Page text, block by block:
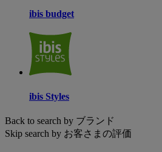
ibis budget
ibis Styles
Back to search by ブランド
Skip search by お客さまの評価